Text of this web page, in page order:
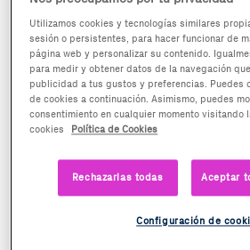
Utilizamos cookies y tecnologías similares
sesión o persistentes, para hacer funcionar de
página web y personalizar su contenido.
para medir y obtener datos de la navegación
publicidad a tus gustos y preferencias. Puedes
de cookies a continuación. Asimismo, puedes
consentimiento en cualquier momento visitando
cookies
Política de Cookies
Rechazarlas todas Aceptar
Configuración de